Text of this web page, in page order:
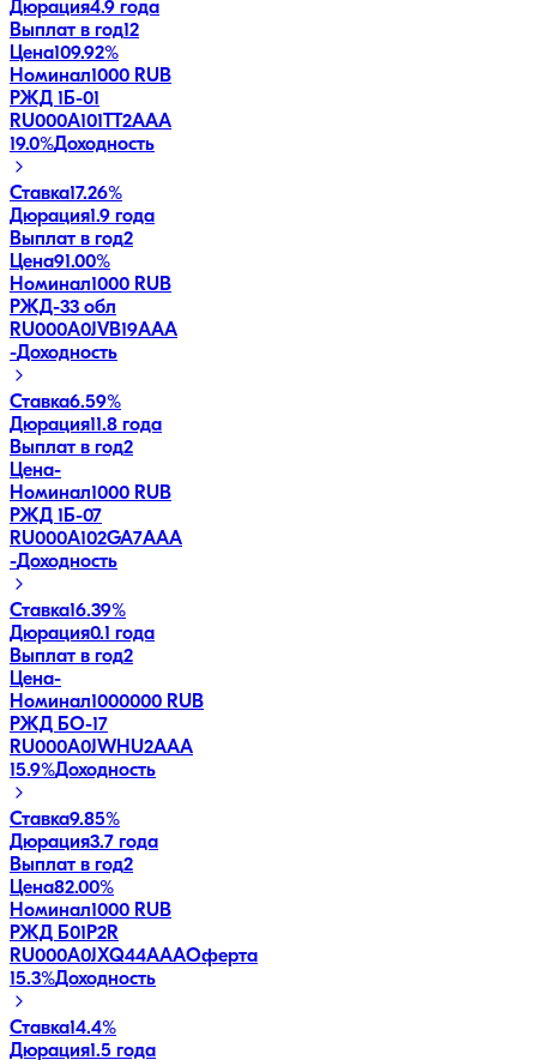
Дюрация4.9 года
Выплат в год12
Цена109.92%
Номинал1000 RUB
РЖД 1Б-01
RU000A101TT2AAA
19.0%Доходность
Ставка17.26%
Дюрация1.9 года
Выплат в год2
Цена91.00%
Номинал1000 RUB
РЖД-33 обл
RU000A0JVB19AAA
-Доходность
Ставка6.59%
Дюрация11.8 года
Выплат в год2
Цена-
Номинал1000 RUB
РЖД 1Б-07
RU000A102GA7AAA
-Доходность
Ставка16.39%
Дюрация0.1 года
Выплат в год2
Цена-
Номинал1000000 RUB
РЖД БО-17
RU000A0JWHU2AAA
15.9%Доходность
Ставка9.85%
Дюрация3.7 года
Выплат в год2
Цена82.00%
Номинал1000 RUB
РЖД Б01P2R
RU000A0JXQ44AAAОферта
15.3%Доходность
Ставка14.4%
Дюрация1.5 года